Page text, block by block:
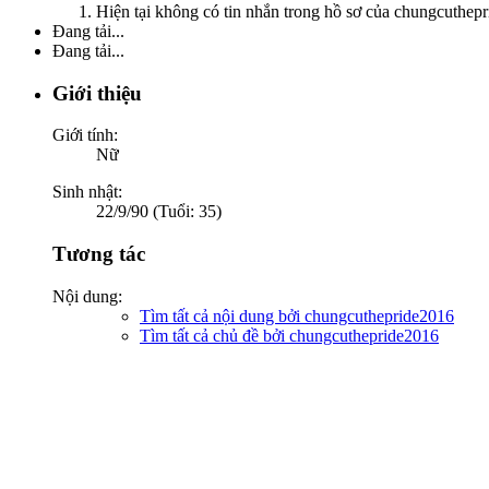
Hiện tại không có tin nhắn trong hồ sơ của
Đang tải...
Đang tải...
Giới thiệu
Giới tính:
Nữ
Sinh nhật:
22/9/90 (Tuổi: 35)
Tương tác
Nội dung:
Tìm tất cả nội dung bởi chungcuthepride2016
Tìm tất cả chủ đề bởi chungcuthepride2016